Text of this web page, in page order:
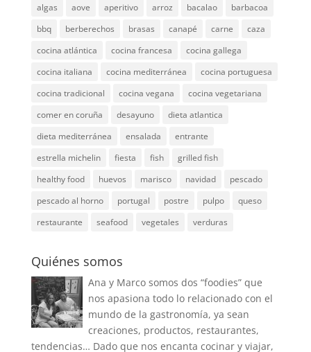
algas aove aperitivo arroz bacalao
barbacoa
bbq
berberechos brasas canapé carne
caza
cocina atlántica
cocina francesa
cocina gallega
cocina italiana
cocina mediterránea
cocina portuguesa
cocina tradicional
cocina vegana
cocina vegetariana
comer en coruña
desayuno
dieta atlantica
dieta mediterránea
ensalada
entrante
estrella michelin
fiesta fish
grilled fish
healthy food
huevos marisco navidad
pescado
pescado al horno
portugal postre pulpo
queso
restaurante
seafood vegetales verduras
Quiénes somos
Ana y Marco somos dos “foodies” que
nos apasiona todo lo relacionado con el
mundo de la gastronomía, ya sean
creaciones, productos, restaurantes,
tendencias… Dado que nos encanta cocinar y viajar,